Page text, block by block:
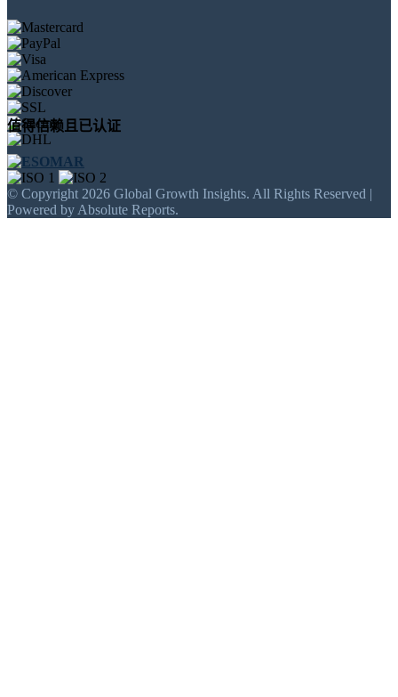
值得信赖且已认证
© Copyright 2026 Global Growth Insights. All Rights Reserved |
Powered by Absolute Reports.